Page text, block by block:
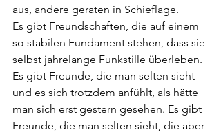
aus, andere geraten in Schieflage.
Es gibt Freundschaften, die auf einem
so stabilen Fundament stehen, dass sie
selbst jahrelange Funkstille überleben.
Es gibt Freunde, die man selten sieht
und es sich trotzdem anfühlt, als hätte
man sich erst gestern gesehen. Es gibt
Freunde, die man selten sieht, die aber